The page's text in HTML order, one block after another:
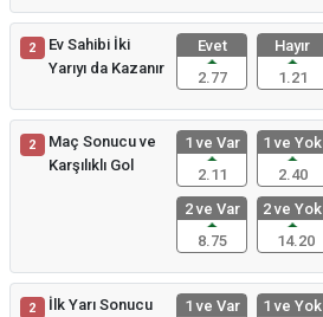
2
Ev Sahibi İki
Yarıyı da Kazanır
Evet
2.77
Hayır
1.21
2
Maç Sonucu ve
Karşılıklı Gol
1 ve Var
2.11
1 ve Yok
2.40
2 ve Var
8.75
2 ve Yok
14.20
2
İlk Yarı Sonucu
1 ve Var
1 ve Yok